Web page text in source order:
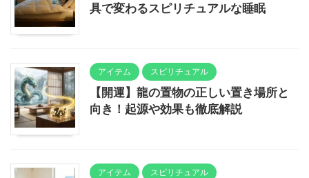
具で変わるスピリチュアルな睡眠
アイテム スピリチュアル
【開運】龍の置物の正しい置き場所と
向き！起源や効果も徹底解説
アイテム スピリチュアル